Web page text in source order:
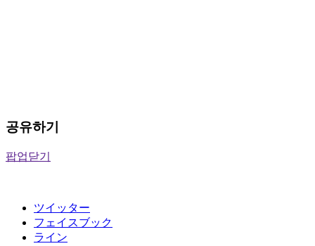
공유하기
팝업닫기
ツイッター
フェイスブック
ライン